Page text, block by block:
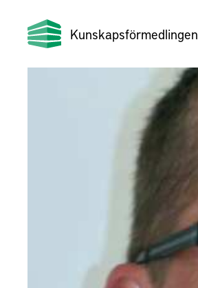
Kunskapsförmedlingen